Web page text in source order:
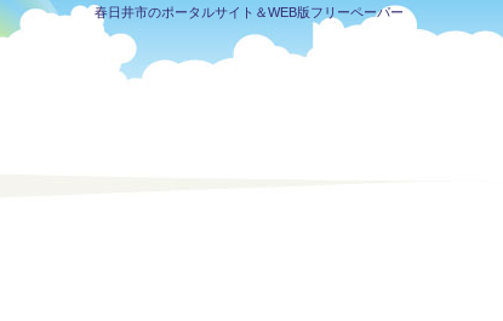
春日井市のポータルサイト＆WEB版フリーペーパー